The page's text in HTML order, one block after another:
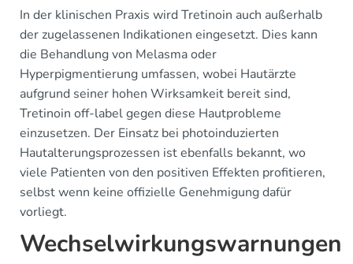
In der klinischen Praxis wird Tretinoin auch außerhalb
der zugelassenen Indikationen eingesetzt. Dies kann
die Behandlung von Melasma oder
Hyperpigmentierung umfassen, wobei Hautärzte
aufgrund seiner hohen Wirksamkeit bereit sind,
Tretinoin off-label gegen diese Hautprobleme
einzusetzen. Der Einsatz bei photoinduzierten
Hautalterungsprozessen ist ebenfalls bekannt, wo
viele Patienten von den positiven Effekten profitieren,
selbst wenn keine offizielle Genehmigung dafür
vorliegt.
Wechselwirkungswarnungen